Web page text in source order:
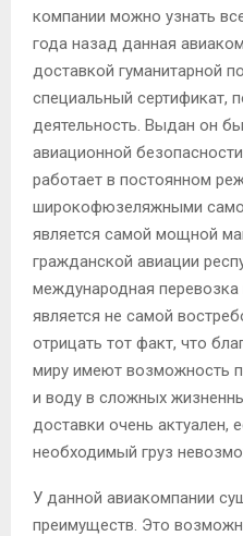
компании можно узнать
года назад данная
доставкой гуманитарной
специальный
деятельность. Выдан он
авиационной
работает в постоянном
широкофюзеляжными
является самой мощной
гражданской авиации
международная перевозка
является не самой
отрицать тот факт, что
миру имеют возможность
и воду в сложных
доставки очень актуален,
необходимый груз
У данной авиакомпании
преимуществ. Это